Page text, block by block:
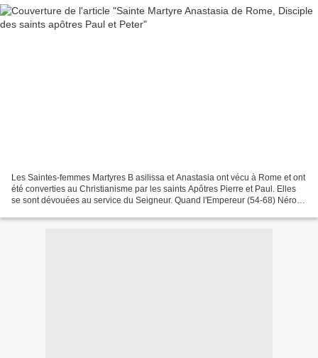
Les Saintes-femmes Martyres B asilissa et Anastasia ont vécu à Rome et ont
été converties au Christianisme par les saints Apôtres Pierre et Paul. Elles
se sont dévouées au service du Seigneur. Quand l'Empereur (54-68) Néro a